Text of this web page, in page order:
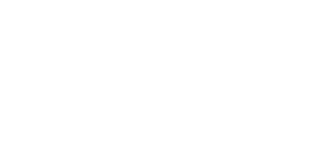
Fila Brasileiro